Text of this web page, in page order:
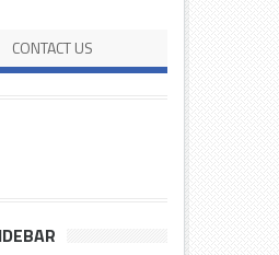
CONTACT US